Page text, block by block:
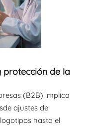
protección de la
(B2B) implica
ajustes de
hasta el